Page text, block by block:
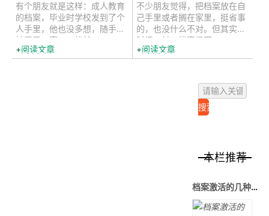
有个朋友就是这样：成人教育
的档案，毕业时学校发到了个
人手里，他也没多想，随手往
抽屉里一塞，一放就...
阅读文章
不少朋友觉得，把档案放在自
己手里或者搁在家里，挺省事
的，也没什么不对。但其实，
时间一长，档案很可...
阅读文章
本栏推荐
档案激活的几种方法